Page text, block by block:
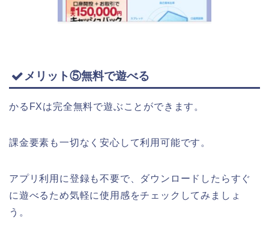
メリット⑤無料で遊べる
かるFXは完全無料で遊ぶことができます。
課金要素も一切なく安心して利用可能です。
アプリ利用に登録も不要で、ダウンロードしたらすぐ
に遊べるため気軽に使用感をチェックしてみましょ
う。